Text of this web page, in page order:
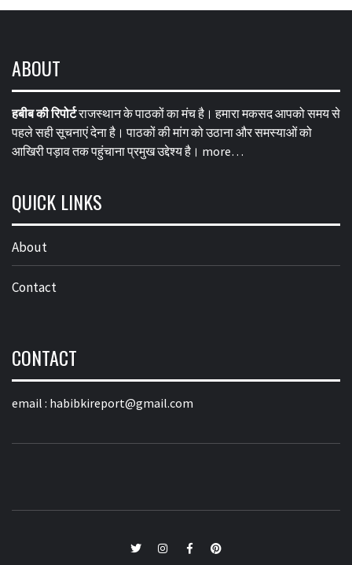
ABOUT
हबीब की रिपोर्टराजस्थान के पाठकों का मंच है। हमारा मकसद आपको समय से
पहले सही सूचनाएं देना है। पाठकों की मांग को उठाना और समस्याओं को
आखिरी पड़ाव तक पहुंचाना प्रमुख उद्देश्य है। more…
QUICK LINKS
About
Contact
CONTACT
email : habibkireport@gmail.com
twitterInstagramFacebookPinterest